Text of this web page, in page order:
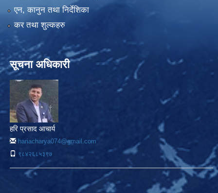
एन, कानुन तथा निर्देशिका
कर तथा शुल्कहरु
सूचना अधिकारी
हरि प्रसाद आचार्य
hariacharya074@gmail.com
९८४२६८५३९७